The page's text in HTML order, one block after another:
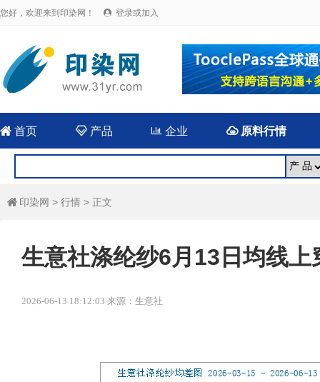
您好，欢迎来到印染网！  登录或加入
 首页 产品  企业 原料行情
 印染网 > 行情 > 正文
生意社涤纶纱6月13日均线
2026-06-13 18:12:03 来源：生意社